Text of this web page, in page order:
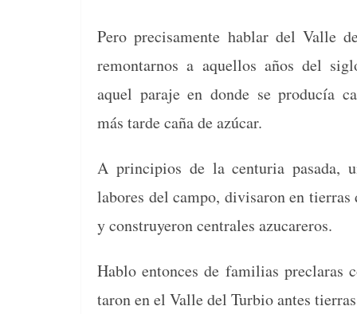
Pero pre­cisa­mente hablar del Valle
remon­tarnos a aque­l­los años del
aquel para­je en donde se pro­ducía
más tarde caña de azúcar.
A prin­ci­p­ios de la cen­turia pasa­da,
labores del cam­po, divis­aron en
y con­struyeron cen­trales azucareros.
Hablo entonces de famil­ias
taron en el Valle del Tur­bio antes